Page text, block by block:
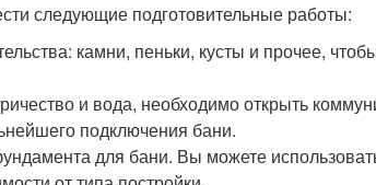
следующие подготовительные работы:
камни, пеньки, кусты и прочее,
и вода, необходимо открыть
подключения бани.
для бани. Вы можете